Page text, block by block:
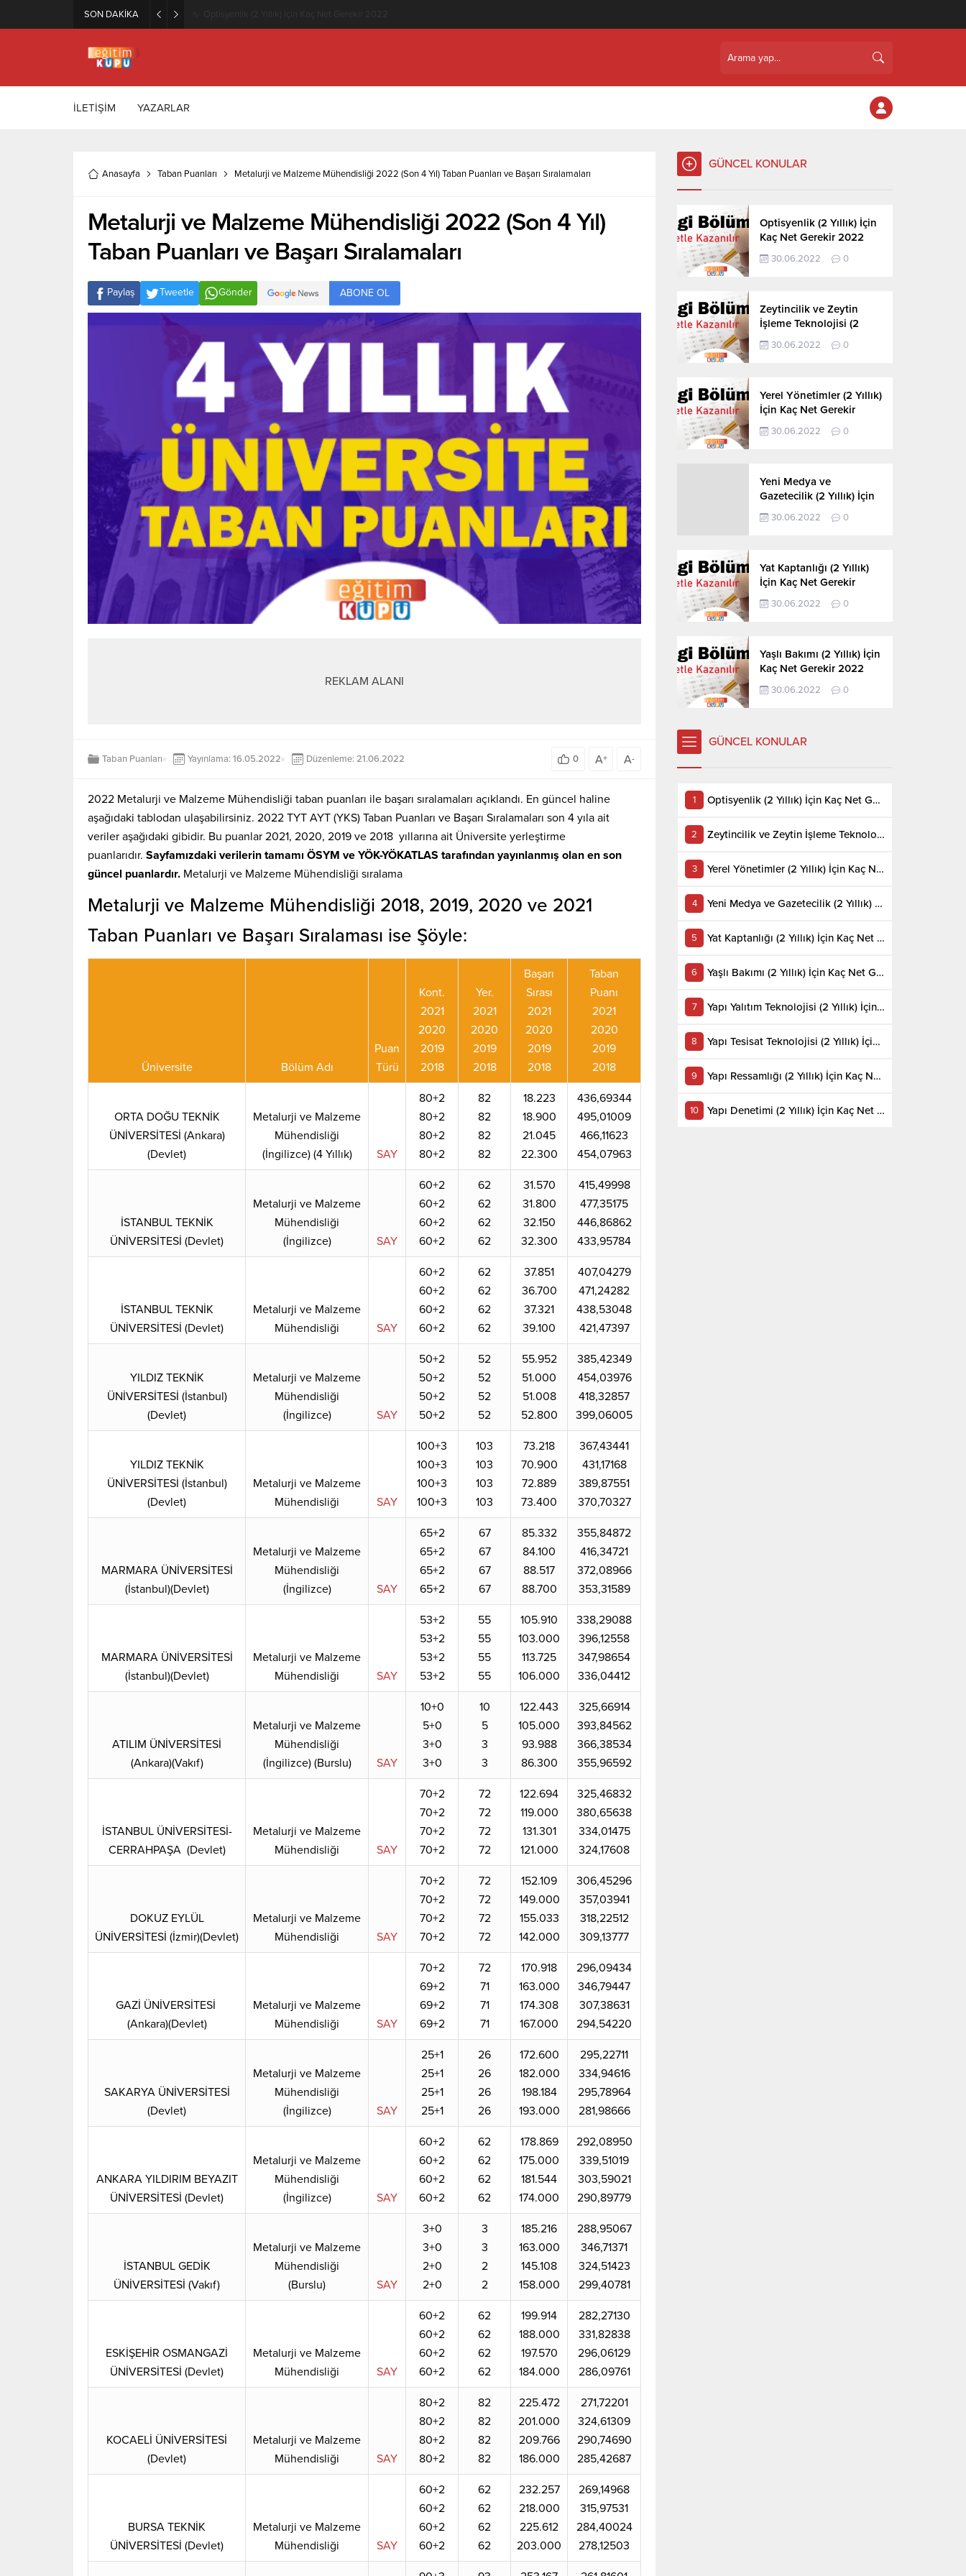
SON DAKİKA
İLETİŞİM YAZARLAR
Anasayfa Taban Puanları Metalurji ve Malzeme Mühendisliği 2022 (Son 4 Yıl) Taban Puanları ve Başarı Sıralamaları
Metalurji ve Malzeme Mühendisliği 2022 (Son 4 Yıl)
Taban Puanları ve Başarı Sıralamaları
Paylaş Tweetle Gönder ABONE OL
REKLAM ALANI
Taban Puanları Yayınlama: 16.05.2022 Düzenleme: 21.06.2022 0 A+ A-
2022 Metalurji ve Malzeme Mühendisliği taban puanları ile başarı sıralamaları açıklandı. En güncel haline
aşağıdaki tablodan ulaşabilirsiniz. 2022 TYT AYT (YKS) Taban Puanları ve Başarı Sıralamaları son 4 yıla ait
veriler aşağıdaki gibidir. Bu puanlar 2021, 2020, 2019 ve 2018 yıllarına ait Üniversite yerleştirme
puanlarıdır. Sayfamızdaki verilerin tamamı ÖSYM ve YÖK-YÖKATLAS tarafından yayınlanmış olan en son
güncel puanlardır. Metalurji ve Malzeme Mühendisliği sıralama
Metalurji ve Malzeme Mühendisliği 2018, 2019, 2020 ve 2021
Taban Puanları ve Başarı Sıralaması ise Şöyle:
Üniversite Bölüm Adı
Puan
Türü
Kont.
2021
2020
2019
2018
Yer.
2021
2020
2019
2018
Başarı
Sırası
2021
2020
2019
2018
Taban
Puanı
2021
2020
2019
2018
ORTA DOĞU TEKNİK
ÜNİVERSİTESİ (Ankara)
(Devlet)
Metalurji ve Malzeme
Mühendisliği
(İngilizce) (4 Yıllık)
SAY
80+2
80+2
80+2
80+2
82
82
82
82
18.223
18.900
21.045
22.300
436,69344
495,01009
466,11623
454,07963
İSTANBUL TEKNİK
ÜNİVERSİTESİ (Devlet)
Metalurji ve Malzeme
Mühendisliği
(İngilizce)
SAY
60+2
60+2
60+2
60+2
62
62
62
62
31.570
31.800
32.150
32.300
415,49998
477,35175
446,86862
433,95784
İSTANBUL TEKNİK
ÜNİVERSİTESİ (Devlet)
Metalurji ve Malzeme
Mühendisliği
SAY
60+2
60+2
60+2
60+2
62
62
62
62
37.851
36.700
37.321
39.100
407,04279
471,24282
438,53048
421,47397
YILDIZ TEKNİK
ÜNİVERSİTESİ (İstanbul)
(Devlet)
Metalurji ve Malzeme
Mühendisliği
(İngilizce)
SAY
50+2
50+2
50+2
50+2
52
52
52
52
55.952
51.000
51.008
52.800
385,42349
454,03976
418,32857
399,06005
YILDIZ TEKNİK
ÜNİVERSİTESİ (İstanbul)
(Devlet)
Metalurji ve Malzeme
Mühendisliği
SAY
100+3
100+3
100+3
100+3
103
103
103
103
73.218
70.900
72.889
73.400
367,43441
431,17168
389,87551
370,70327
MARMARA ÜNİVERSİTESİ
(İstanbul)(Devlet)
Metalurji ve Malzeme
Mühendisliği
(İngilizce)
SAY
65+2
65+2
65+2
65+2
67
67
67
67
85.332
84.100
88.517
88.700
355,84872
416,34721
372,08966
353,31589
MARMARA ÜNİVERSİTESİ
(İstanbul)(Devlet)
Metalurji ve Malzeme
Mühendisliği
SAY
53+2
53+2
53+2
53+2
55
55
55
55
105.910
103.000
113.725
106.000
338,29088
396,12558
347,98654
336,04412
ATILIM ÜNİVERSİTESİ
(Ankara)(Vakıf)
Metalurji ve Malzeme
Mühendisliği
(İngilizce) (Burslu)
SAY
10+0
5+0
3+0
3+0
10
5
3
3
122.443
105.000
93.988
86.300
325,66914
393,84562
366,38534
355,96592
İSTANBUL ÜNİVERSİTESİ-
CERRAHPAŞA (Devlet)
Metalurji ve Malzeme
Mühendisliği
SAY
70+2
70+2
70+2
70+2
72
72
72
72
122.694
119.000
131.301
121.000
325,46832
380,65638
334,01475
324,17608
DOKUZ EYLÜL
ÜNİVERSİTESİ (İzmir)(Devlet)
Metalurji ve Malzeme
Mühendisliği
SAY
70+2
70+2
70+2
70+2
72
72
72
72
152.109
149.000
155.033
142.000
306,45296
357,03941
318,22512
309,13777
GAZİ ÜNİVERSİTESİ
(Ankara)(Devlet)
Metalurji ve Malzeme
Mühendisliği
SAY
70+2
69+2
69+2
69+2
72
71
71
71
170.918
163.000
174.308
167.000
296,09434
346,79447
307,38631
294,54220
SAKARYA ÜNİVERSİTESİ
(Devlet)
Metalurji ve Malzeme
Mühendisliği
(İngilizce)
SAY
25+1
25+1
25+1
25+1
26
26
26
26
172.600
182.000
198.184
193.000
295,22711
334,94616
295,78964
281,98666
ANKARA YILDIRIM BEYAZIT
ÜNİVERSİTESİ (Devlet)
Metalurji ve Malzeme
Mühendisliği
(İngilizce)
SAY
60+2
60+2
60+2
60+2
62
62
62
62
178.869
175.000
181.544
174.000
292,08950
339,51019
303,59021
290,89779
İSTANBUL GEDİK
ÜNİVERSİTESİ (Vakıf)
Metalurji ve Malzeme
Mühendisliği
(Burslu)
SAY
3+0
3+0
2+0
2+0
3
3
2
2
185.216
163.000
145.108
158.000
288,95067
346,71371
324,51423
299,40781
ESKİŞEHİR OSMANGAZİ
ÜNİVERSİTESİ (Devlet)
Metalurji ve Malzeme
Mühendisliği
SAY
60+2
60+2
60+2
60+2
62
62
62
62
199.914
188.000
197.570
184.000
282,27130
331,82838
296,06129
286,09761
KOCAELİ ÜNİVERSİTESİ
(Devlet)
Metalurji ve Malzeme
Mühendisliği
SAY
80+2
80+2
80+2
80+2
82
82
82
82
225.472
201.000
209.766
186.000
271,72201
324,61309
290,74690
285,42687
BURSA TEKNİK
ÜNİVERSİTESİ (Devlet)
Metalurji ve Malzeme
Mühendisliği
SAY
60+2
60+2
60+2
60+2
62
62
62
62
232.257
218.000
225.612
203.000
269,14968
315,97531
284,40024
278,12503
GÜNCEL KONULAR
Optisyenlik (2 Yıllık) İçin
Kaç Net Gerekir 2022
30.06.2022 0
Zeytincilik ve Zeytin
İşleme Teknolojisi (2
Yıllık) İçin Kaç Net
Gerekir 2022
30.06.2022 0
Yerel Yönetimler (2 Yıllık)
İçin Kaç Net Gerekir
2022
30.06.2022 0
Yeni Medya ve
Gazetecilik (2 Yıllık) İçin
Kaç Net Gerekir 2022
30.06.2022 0
Yat Kaptanlığı (2 Yıllık)
İçin Kaç Net Gerekir
2022
30.06.2022 0
Yaşlı Bakımı (2 Yıllık) İçin
Kaç Net Gerekir 2022
30.06.2022 0
GÜNCEL KONULAR
Optisyenlik (2 Yıllık) İçin Kaç Net Gerekir 2022
Zeytincilik ve Zeytin İşleme Teknolojisi (2 Yıllık) İçin Kaç Net Gerekir 2022
Yerel Yönetimler (2 Yıllık) İçin Kaç Net Gerekir 2022
Yeni Medya ve Gazetecilik (2 Yıllık) İçin Kaç Net Gerekir 2022
Yat Kaptanlığı (2 Yıllık) İçin Kaç Net Gerekir 2022
Yaşlı Bakımı (2 Yıllık) İçin Kaç Net Gerekir 2022
Yapı Yalıtım Teknolojisi (2 Yıllık) İçin Kaç Net Gerekir 2022
Yapı Tesisat Teknolojisi (2 Yıllık) İçin Kaç Net Gerekir 2022
Yapı Ressamlığı (2 Yıllık) İçin Kaç Net Gerekir 2022
Yapı Denetimi (2 Yıllık) İçin Kaç Net Gerekir 2022